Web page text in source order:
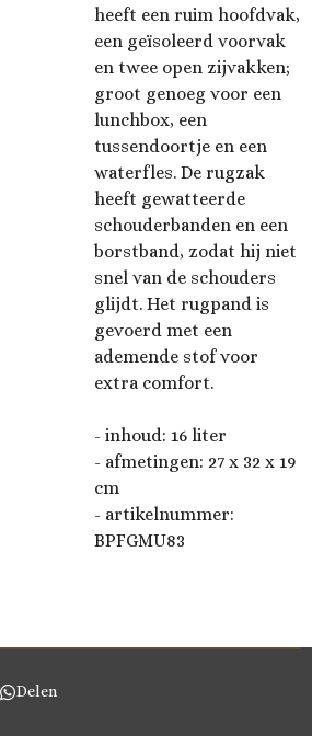
heeft een ruim hoofdvak,
een geïsoleerd voorvak
en twee open zijvakken;
groot genoeg voor een
lunchbox, een
tussendoortje en een
waterfles. De rugzak
heeft gewatteerde
schouderbanden en een
borstband, zodat hij niet
snel van de schouders
glijdt. Het rugpand is
gevoerd met een
ademende stof voor
extra comfort.
- inhoud: 16 liter
- afmetingen: 27 x 32 x 19
cm
- artikelnummer:
BPFGMU83
Delen